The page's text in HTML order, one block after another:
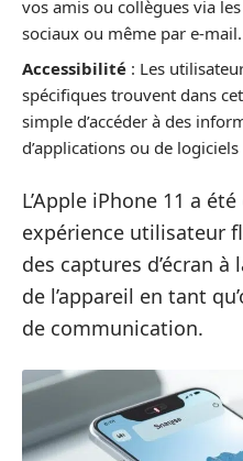
vos amis ou collègues via
sociaux ou même par e-mail.
Accessibilité : Les
spécifiques trouvent dans
simple d’accéder à des
d’applications ou de
L’Apple iPhone 11 a
expérience utilisateur
des captures d’écran
de l’appareil en tant
de communication.